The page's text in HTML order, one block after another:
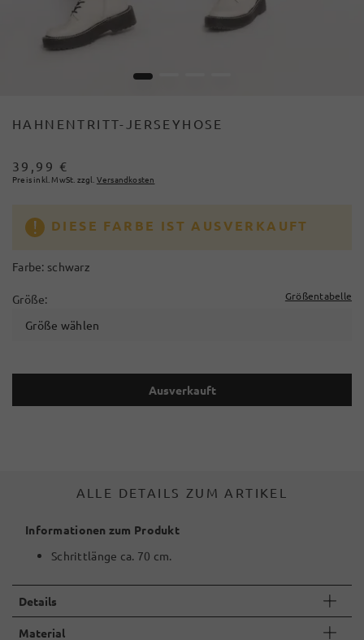
1
HAHNENTRITT-JERSEYHOSE
39,99 €
Preis inkl. MwSt. zzgl. Versandkosten
DIESE FARBE IST AUSVERKAUFT
Farbe: schwarz
Größe: Größentabelle
Größe wählen
Ausverkauft
ALLE DETAILS ZUM ARTIKEL
Informationen zum Produkt
Schrittlänge ca. 70 cm.
Details
Material